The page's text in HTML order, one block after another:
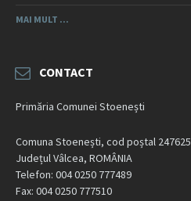
MAI MULT ...
CONTACT
Primăria Comunei Stoenești
Comuna Stoenești, cod poștal 247625
Județul Vâlcea, ROMÂNIA
Telefon: 004 0250 777489
Fax: 004 0250 777510